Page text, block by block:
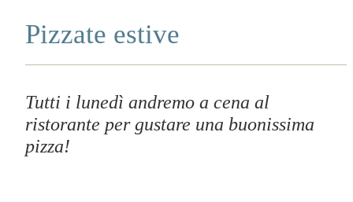
Pizzate estive
Tutti i lunedì andremo a cena al
ristorante per gustare una buonissima
pizza!